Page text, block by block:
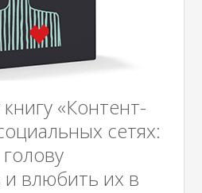
«Контент-
сетях:
влюбить их в